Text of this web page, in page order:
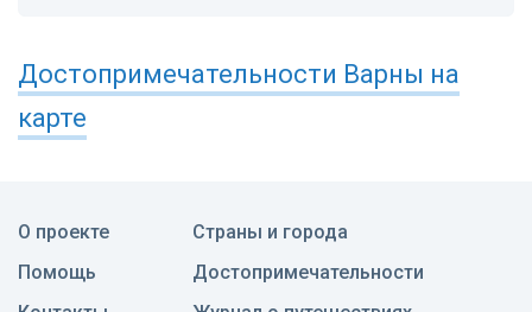
Достопримечательности Варны на
карте
О проекте
Помощь
Страны и города
Достопримечательности